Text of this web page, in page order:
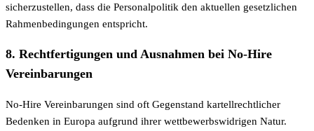
sicherzustellen, dass die Personalpolitik den aktuellen gesetzlichen
Rahmenbedingungen entspricht.
8. Rechtfertigungen und Ausnahmen bei No-Hire
Vereinbarungen
No-Hire Vereinbarungen sind oft Gegenstand kartellrechtlicher
Bedenken in Europa aufgrund ihrer wettbewerbswidrigen Natur.